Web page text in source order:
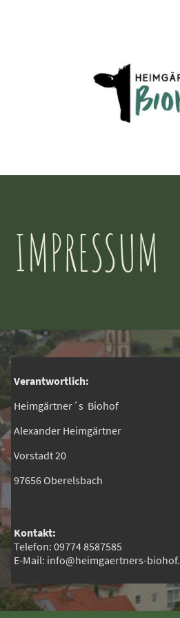
IMPRESSUM
Verantwortlich:
Heimgärtner´s Biohof
Alexander Heimgärtner
Vorstadt 20
97656 Oberelsbach
Kontakt:
Telefon: 09774 8587585
E-Mail: info@heimgaertners-